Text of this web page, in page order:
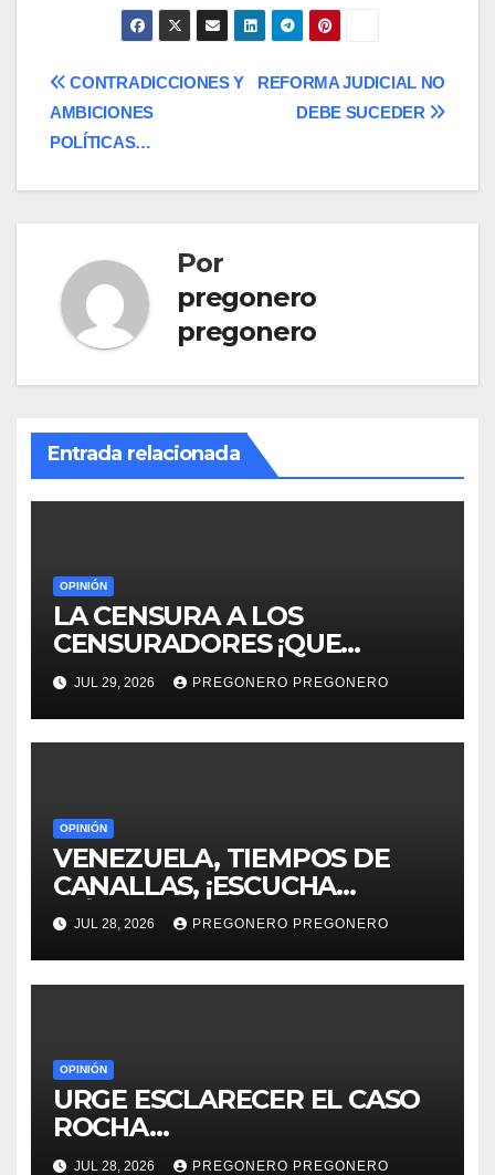
Navegación
de
entradas
REFORMA JUDICIAL NO
DEBE SUCEDER
CONTRADICCIONES Y
AMBICIONES
POLÍTICAS…
Por
pregonero
pregonero
Entrada relacionada
OPINIÓN
LA CENSURA A LOS
CENSURADORES ¡QUE
HORROR!
JUL 29, 2026 PREGONERO PREGONERO
OPINIÓN
VENEZUELA, TIEMPOS DE
CANALLAS, ¡ESCUCHA
MÉXICO!!
JUL 28, 2026 PREGONERO PREGONERO
OPINIÓN
URGE ESCLARECER EL CASO
ROCHA…
JUL 28, 2026 PREGONERO PREGONERO